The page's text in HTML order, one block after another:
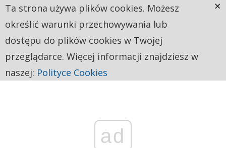
ad
Ta strona używa plików cookies. Możesz
określić warunki przechowywania lub
dostępu do plików cookies w Twojej
przeglądarce. Więcej informacji znajdziesz w
naszej: Polityce Cookies
×